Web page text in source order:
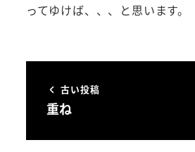
ってゆけば、、、と思います。
古い投稿
重ね